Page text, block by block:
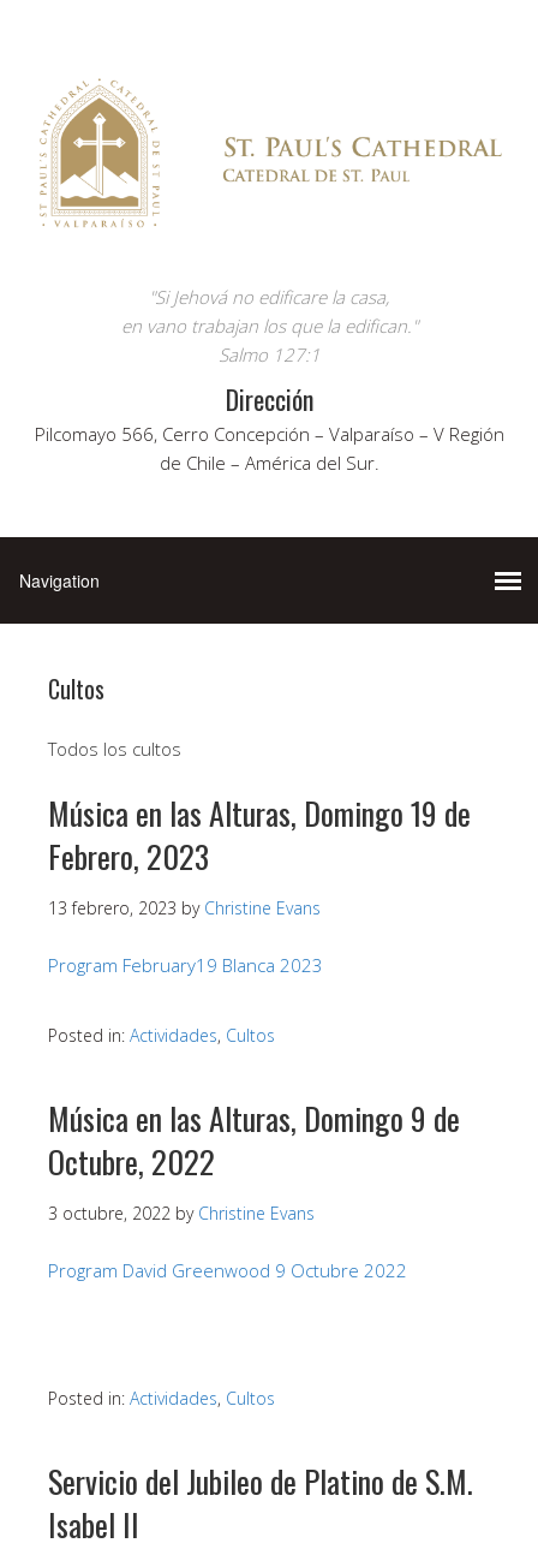
"Si Jehová no edificare la casa,
en vano trabajan los que la edifican."
Salmo 127:1
Dirección
Pilcomayo 566, Cerro Concepción – Valparaíso – V Región
de Chile – América del Sur.
Cultos
Todos los cultos
Música en las Alturas, Domingo 19 de
Febrero, 2023
13 febrero, 2023 by Christine Evans
Program February19 Blanca 2023
Posted in: Actividades, Cultos
Música en las Alturas, Domingo 9 de
Octubre, 2022
3 octubre, 2022 by Christine Evans
Program David Greenwood 9 Octubre 2022
Posted in: Actividades, Cultos
Servicio del Jubileo de Platino de S.M.
Isabel II